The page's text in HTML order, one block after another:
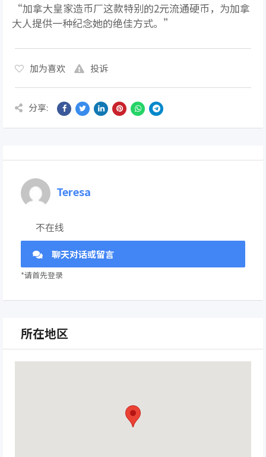
“加拿大皇家造币厂这款特别的2元流通硬币，为加拿
大人提供一种纪念她的绝佳方式。”
加为喜欢 投诉
分享:
Teresa
不在线
聊天对话或留言
*请首先登录
所在地区